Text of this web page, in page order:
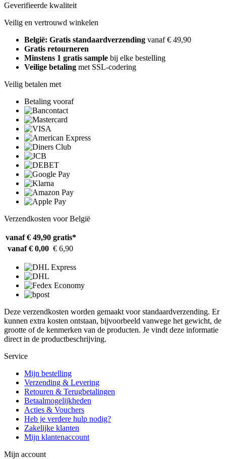
Geverifieerde kwaliteit
Veilig en vertrouwd winkelen
België: Gratis standaardverzending vanaf € 49,90
Gratis retourneren
Minstens 1 gratis sample bij elke bestelling
Veilige betaling met SSL-codering
Veilig betalen met
Betaling vooraf
Verzendkosten voor België
vanaf € 49,90 gratis*
vanaf € 0,00 € 6,90
Deze verzendkosten worden gemaakt voor standaardverzending. Er
kunnen extra kosten ontstaan, bijvoorbeeld vanwege het gewicht, de
grootte of de kenmerken van de producten. Je vindt deze informatie
direct in de productbeschrijving.
Service
Mijn bestelling
Verzending & Levering
Retouren & Terugbetalingen
Betaalmogelijkheden
Acties & Vouchers
Heb je verdere hulp nodig?
Zakelijke klanten
Mijn klantenaccount
Mijn account